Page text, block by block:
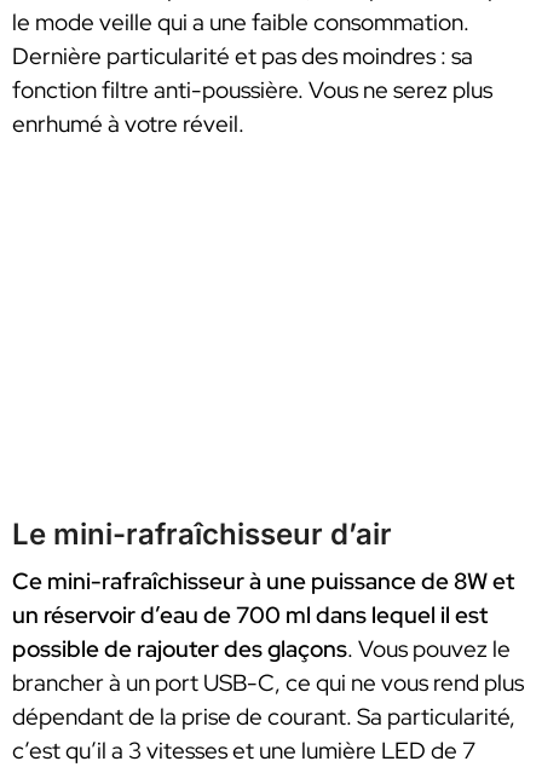
le mode veille qui a une faible consommation.
Dernière particularité et pas des moindres : sa
fonction filtre anti-poussière. Vous ne serez plus
enrhumé à votre réveil.
Le mini-rafraîchisseur d’air
Ce mini-rafraîchisseur à une puissance de 8W et
un réservoir d’eau de 700 ml dans lequel il est
possible de rajouter des glaçons. Vous pouvez le
brancher à un port USB-C, ce qui ne vous rend plus
dépendant de la prise de courant. Sa particularité,
c’est qu’il a 3 vitesses et une lumière LED de 7